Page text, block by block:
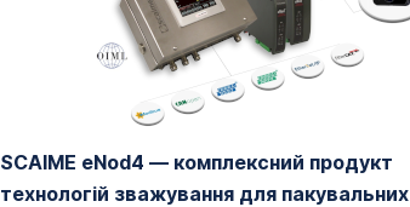
SCAIME eNod4 — комплексний продукт
технологій зважування для пакувальних